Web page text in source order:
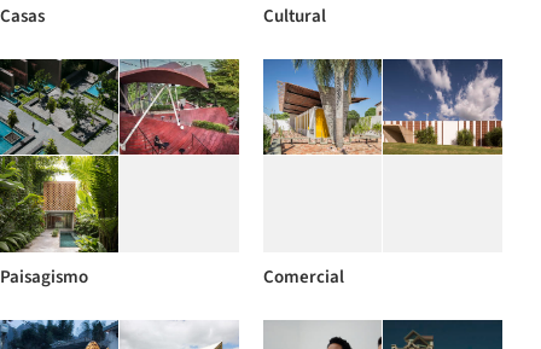
Casas Cultural
Paisagismo Comercial